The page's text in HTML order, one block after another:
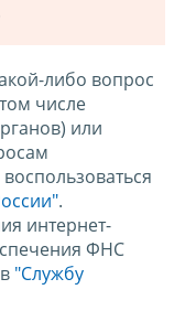
либо вопрос
числе
или
.
интернет-
ФНС
"Службу